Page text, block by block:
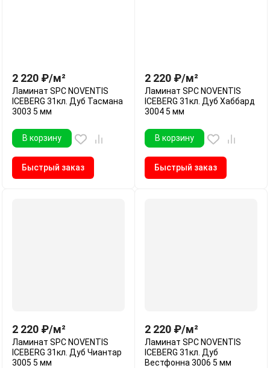
2 220 ₽/м²
Ламинат SPC NOVENTIS
ICEBERG 31кл. Дуб Тасмана
3003 5 мм
В корзину
Быстрый заказ
2 220 ₽/м²
Ламинат SPC NOVENTIS
ICEBERG 31кл. Дуб Хаббард
3004 5 мм
В корзину
Быстрый заказ
2 220 ₽/м²
Ламинат SPC NOVENTIS
ICEBERG 31кл. Дуб Чиантар
3005 5 мм
2 220 ₽/м²
Ламинат SPC NOVENTIS
ICEBERG 31кл. Дуб
Вестфонна 3006 5 мм